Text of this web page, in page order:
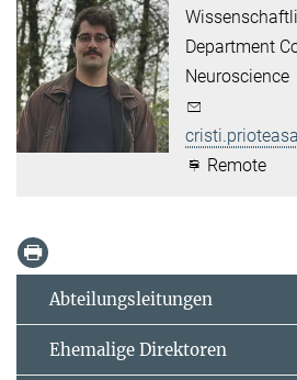
Department
Neuroscience
Remote
Abteilungsleitungen
Ehemalige Direktoren